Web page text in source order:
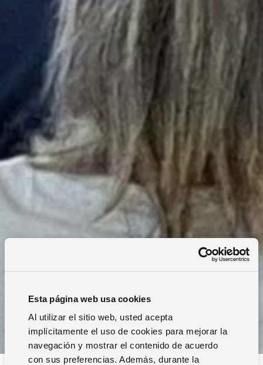
Esta página web usa cookies
Al utilizar el sitio web, usted acepta
implícitamente el uso de cookies para mejorar la
navegación y mostrar el contenido de acuerdo
con sus preferencias. Además, durante la